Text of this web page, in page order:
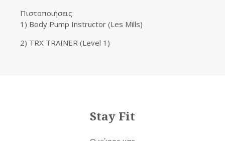
Πιστοποιήσεις:
1) Body Pump Instructor (Les Mills)
2) TRX TRAINER (Level 1)
Stay Fit